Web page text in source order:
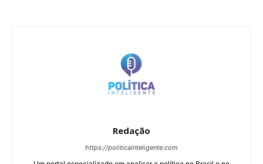
Redação
https://politicainteligente.com